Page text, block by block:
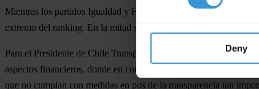
Deny
Mientras los partidos Igualdad y Humanista obtuvieron el
extremo del ranking. En la mitad se ubican tiendas como la UDI,
Para el Presidente de Chile Transparente, José Antonio Viera
aspectos financieros, donde en conjunto promedian menos de
que no cumplan con medidas en pos de la transparencia tan